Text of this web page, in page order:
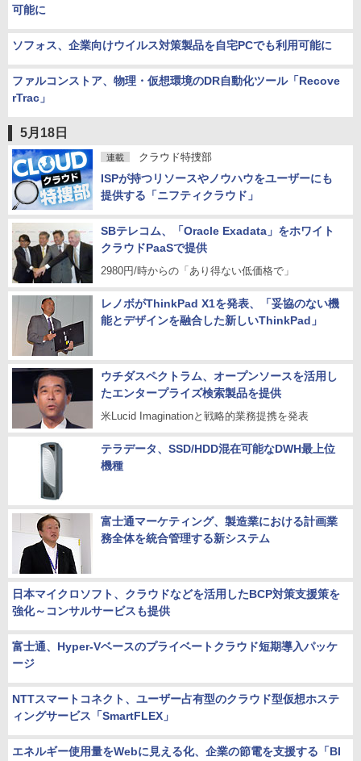
可能に
ソフォス、企業向けウイルス対策製品を自宅PCでも利用可能に
ファルコンストア、物理・仮想環境のDR自動化ツール「Recove
rTrac」
5月18日
連載 クラウド特捜部
ISPが持つリソースやノウハウをユーザーにも
提供する「ニフティクラウド」
SBテレコム、「Oracle Exadata」をホワイト
クラウドPaaSで提供
2980円/時からの「あり得ない低価格で」
レノボがThinkPad X1を発表、「妥協のない機
能とデザインを融合した新しいThinkPad」
ウチダスペクトラム、オープンソースを活用し
たエンタープライズ検索製品を提供
米Lucid Imaginationと戦略的業務提携を発表
テラデータ、SSD/HDD混在可能なDWH最上位
機種
富士通マーケティング、製造業における計画業
務全体を統合管理する新システム
日本マイクロソフト、クラウドなどを活用したBCP対策支援策を
強化～コンサルサービスも提供
富士通、Hyper-Vベースのプライベートクラウド短期導入パッケ
ージ
NTTスマートコネクト、ユーザー占有型のクラウド型仮想ホステ
ィングサービス「SmartFLEX」
エネルギー使用量をWebに見える化、企業の節電を支援する「BI